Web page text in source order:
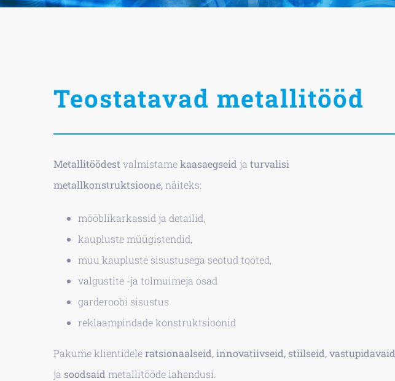
Teostatavad metallitööd
Metallitöödest valmistamekaasaegseid ja turvalisi
metallkonstruktsioone, näiteks:
mööblikarkassid ja detailid,
kaupluste müügistendid,
muu kaupluste sisustusega seotud tooted,
valgustite -ja tolmuimeja osad
garderoobi sisustus
reklaampindade konstruktsioonid
Pakume klientideleratsionaalseid, innovatiivseid, stiilseid, vastupidavaid
ja soodsaid metallitööde lahendusi.